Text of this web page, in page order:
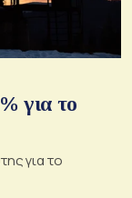
για το
για το